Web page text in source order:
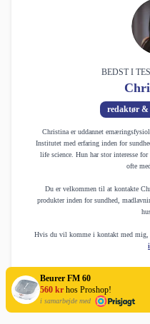
Beurer FM 60
560 kr hos Proshop!
i samarbejde med
BEDST I
redaktør &
Christina er uddannet
Institutet med erfaring inden for
life science. Hun har stor interesse
ofte
Du er velkommen til at kontakte
produkter inden for sundhed,
Hvis du vil komme i kontakt med mig,
Senest opdateret den08-01-2026